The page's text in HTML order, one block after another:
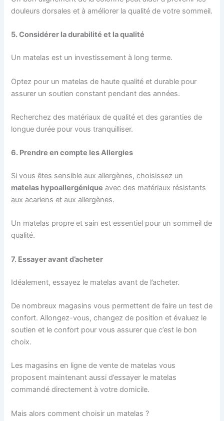
douleurs dorsales et à améliorer la qualité de votre sommeil.
5. Considérer la durabilité et la qualité
Un matelas est un investissement à long terme.
Optez pour un matelas de haute qualité et durable pour
assurer un soutien constant pendant des années.
Recherchez des matériaux de qualité et des garanties de
longue durée pour vous tranquilliser.
6. Prendre en compte les Allergies
Si vous êtes sensible aux allergènes, choisissez un
matelas hypoallergénique avec des matériaux résistants
aux acariens et aux allergènes.
Un matelas propre et sain est essentiel pour un sommeil de
qualité.
7. Essayer avant d’acheter
Idéalement, essayez le matelas avant de l’acheter.
De nombreux magasins vous permettent de faire un test de
confort. Allongez-vous, changez de position et évaluez le
soutien et le confort pour vous assurer que c’est le bon
choix.
Les magasins en ligne de vente de matelas vous
proposent maintenant aussi d’essayer le matelas
commandé directement à votre domicile.
Mais alors comment choisir un matelas ?